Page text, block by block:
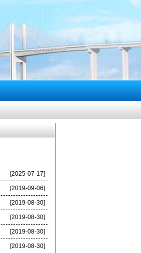
[2025-07-17]
[2019-09-06]
[2019-08-30]
[2019-08-30]
[2019-08-30]
[2019-08-30]